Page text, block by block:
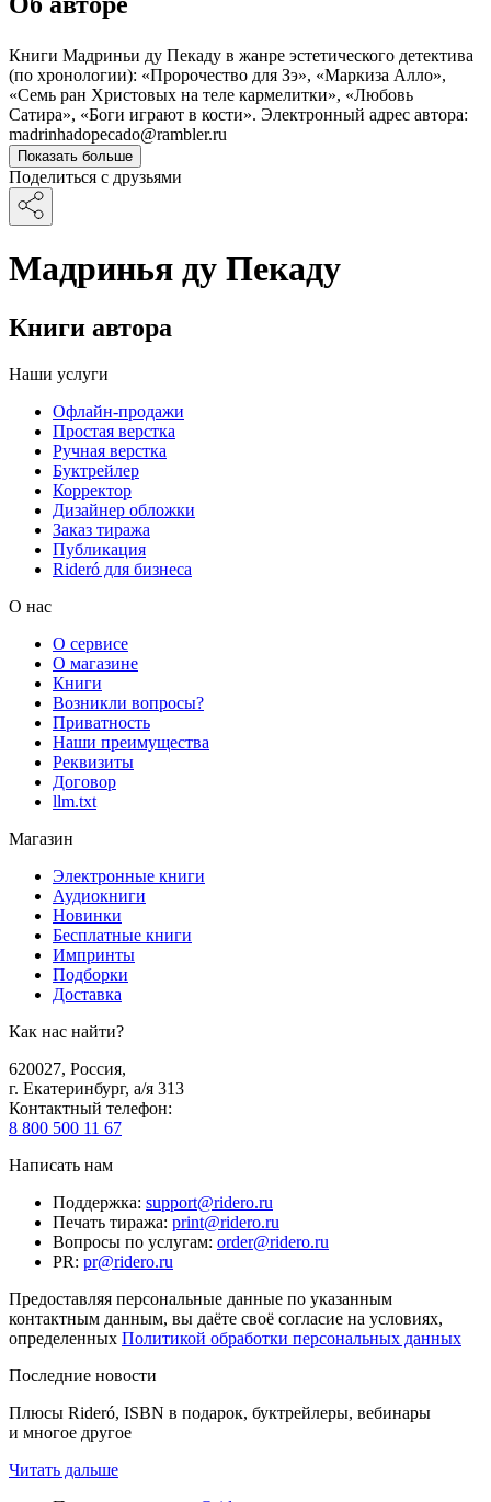
Книги Мадриньи ду Пекаду в жанре эстетического детектива
(по хронологии): «Пророчество для Зэ», «Маркиза Алло»,
«Семь ран Христовых на теле кармелитки», «Любовь
Сатира», «Боги играют в кости». Электронный адрес автора:
madrinhadopecado@rambler.ru
Показать больше
Поделиться с друзьями
Мадринья ду Пекаду
Книги автора
Наши услуги
Офлайн-продажи
Простая верстка
Ручная верстка
Буктрейлер
Корректор
Дизайнер обложки
Заказ тиража
Публикация
Rideró для бизнеса
О нас
О сервисе
О магазине
Книги
Возникли вопросы?
Приватность
Наши преимущества
Реквизиты
Договор
llm.txt
Магазин
Электронные книги
Аудиокниги
Новинки
Бесплатные книги
Импринты
Подборки
Доставка
Как нас найти?
620027, Россия,
г. Екатеринбург, а/я 313
Контактный телефон:
8 800 500 11 67
Написать нам
Поддержка: support@ridero.ru
Печать тиража: print@ridero.ru
Вопросы по услугам: order@ridero.ru
PR: pr@ridero.ru
Предоставляя персональные данные по указанным
контактным данным, вы даёте своё согласие на условиях,
определенных Политикой обработки персональных данных
Последние новости
Плюсы Rideró, ISBN в подарок, буктрейлеры, вебинары
и многое другое
Читать дальше